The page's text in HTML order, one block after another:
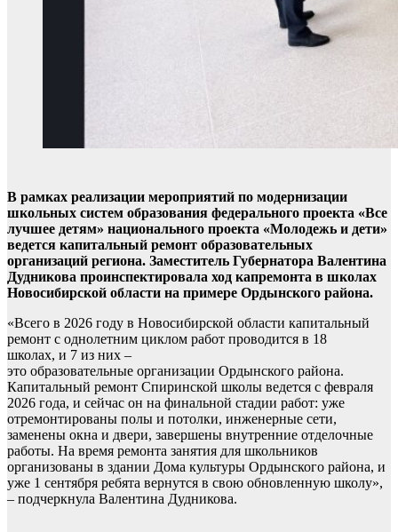
В рамках реализации мероприятий по модернизации
школьных систем образования федерального проекта «Все
лучшее детям» национального проекта «Молодежь и дети»
ведется капитальный ремонт образовательных
организаций региона. Заместитель Губернатора Валентина
Дудникова проинспектировала ход капремонта в школах
Новосибирской области на примере Ордынского района.
«Всего в 2026 году в Новосибирской области капитальный
ремонт с однолетним циклом работ проводится в 18
школах, и 7 из них –
это образовательные организации Ордынского района.
Капитальный ремонт Спиринской школы ведется с февраля
2026 года, и сейчас он на финальной стадии работ: уже
отремонтированы полы и потолки, инженерные сети,
заменены окна и двери, завершены внутренние отделочные
работы. На время ремонта занятия для школьников
организованы в здании Дома культуры Ордынского района, и
уже 1 сентября ребята вернутся в свою обновленную школу»,
– подчеркнула Валентина Дудникова.